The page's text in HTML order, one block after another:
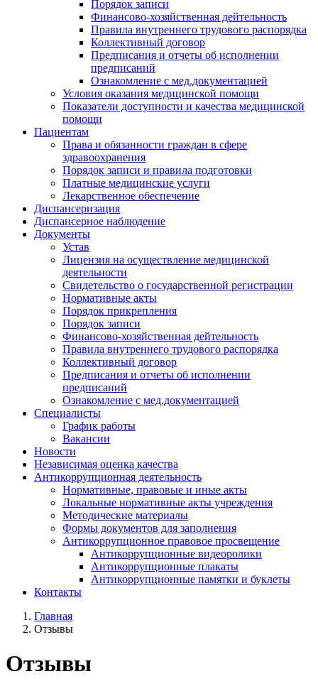
Порядок записи
Финансово-хозяйственная дейтельность
Правила внутреннего трудового распорядка
Коллективный договор
Предписания и отчеты об исполнении
предписаний
Ознакомление с мед.документацией
Условия оказания медицинской помощи
Показатели доступности и качества медицинской
помощи
Пациентам
Права и обязанности граждан в сфере
здравоохранения
Порядок записи и правила подготовки
Платные медицинские услуги
Лекарственное обеспечение
Диспансеризация
Диспансерное наблюдение
Документы
Устав
Лицензия на осуществление медицинской
деятельности
Свидетельство о государственной регистрации
Нормативные акты
Порядок прикрепления
Порядок записи
Финансово-хозяйственная дейтельность
Правила внутреннего трудового распорядка
Коллективный договор
Предписания и отчеты об исполнении
предписаний
Ознакомление с мед.документацией
Специалисты
График работы
Вакансии
Новости
Независимая оценка качества
Антикоррупционная деятельность
Нормативные, правовые и иные акты
Локальные нормативные акты учреждения
Методические материалы
Формы документов для заполнения
Антикоррупционное правовое просвещение
Антикоррупционные видеоролики
Антикоррупционные плакаты
Антикоррупционные памятки и буклеты
Контакты
Главная
Отзывы
Отзывы